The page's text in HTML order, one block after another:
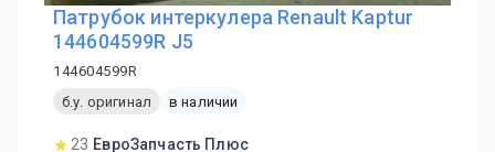
Патрубок интеркулера Renault Kaptur
144604599R J5
144604599R
б.у. оригинал
в наличии
23 ЕвроЗапчасть Плюс